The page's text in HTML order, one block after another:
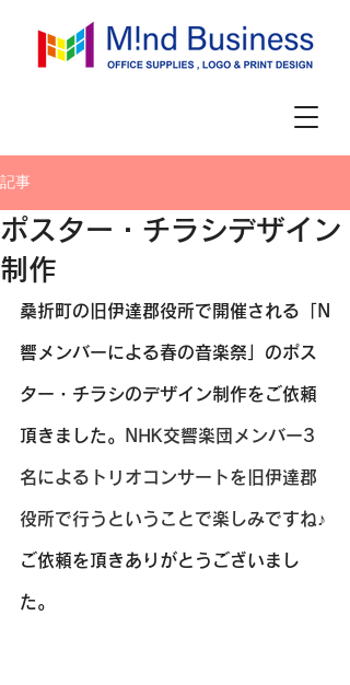
記事
ポスター・チラシデザイン
制作
桑折町の旧伊達郡役所で開催される「N
響メンバーによる春の音楽祭」のポス
ター・チラシのデザイン制作をご依頼
頂きました。 NHK交響楽団メンバー3
名によるトリオコンサートを旧伊達郡
役所で行うということで楽しみですね ♪
ご依頼を頂きありがとうございまし
た。